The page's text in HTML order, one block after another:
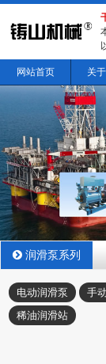
网站首页 关
润滑泵系列
电动润滑泵 手
稀油润滑站